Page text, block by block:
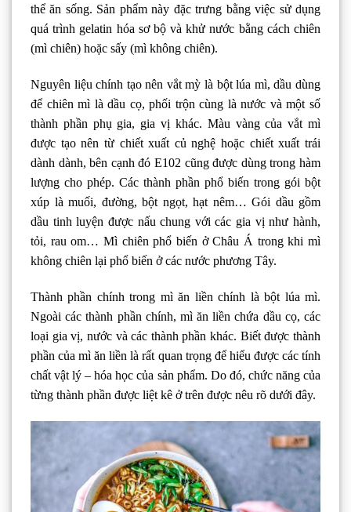
thể ăn sống. Sản phẩm này đặc trưng bằng việc sử dụng
quá trình gelatin hóa sơ bộ và khử nước bằng cách chiên
(mì chiên) hoặc sấy (mì không chiên).
Nguyên liệu chính tạo nên vắt mỳ là bột lúa mì, dầu dùng
để chiên mì là dầu cọ, phối trộn cùng là nước và một số
thành phần phụ gia, gia vị khác. Màu vàng của vắt mì
được tạo nên từ chiết xuất củ nghệ hoặc chiết xuất trái
dành dành, bên cạnh đó E102 cũng được dùng trong hàm
lượng cho phép. Các thành phần phổ biến trong gói bột
xúp là muối, đường, bột ngọt, hạt nêm… Gói dầu gồm
dầu tinh luyện được nấu chung với các gia vị như hành,
tỏi, rau om… Mì chiên phổ biến ở Châu Á trong khi mì
không chiên lại phổ biến ở các nước phương Tây.
Thành phần chính trong mì ăn liền chính là bột lúa mì.
Ngoài các thành phần chính, mì ăn liền chứa dầu cọ, các
loại gia vị, nước và các thành phần khác. Biết được thành
phần của mì ăn liền là rất quan trọng để hiểu được các tính
chất vật lý – hóa học của sản phẩm. Do đó, chức năng của
từng thành phần được liệt kê ở trên được nêu rõ dưới đây.